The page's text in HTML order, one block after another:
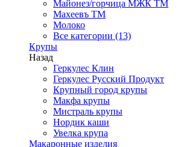
Майонез/горчица МЖК ТМ
Махеевъ ТМ
Молоко
Все категории (13)
Крупы
Назад
Геркулес Клин
Геркулес Русский Продукт
Крупный город крупы
Макфа крупы
Мистраль крупы
Нордик каши
Увелка крупа
Макаронные изделия